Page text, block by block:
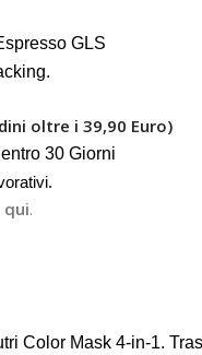
GLS
oltre i 39,90 Euro)
30 Giorni
qui.
Color Mask 4-in-1.